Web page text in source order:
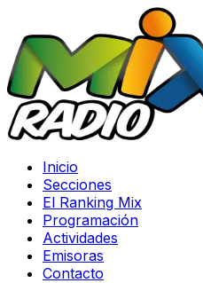
Inicio
Secciones
El Ranking Mix
Programación
Actividades
Emisoras
Contacto